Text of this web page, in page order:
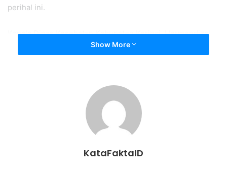
perihal ini.
Kepala Dinas Kesehatan Kabupaten Kerinci, Hermendizal,
menyatakan pasien tersebut memiliki riwayat perjalanan
sempat dirawat di RSUD MHA Thalib.
“Pasien ini sempat diisolasi selama 3-4 hari, karena ikut
tabligh akbar di Malaysia,’’ kata Hermendizal.
Untuk diketahui, tabligh akbar tersebut digelar di Masjid
Show More
KataFaktaID